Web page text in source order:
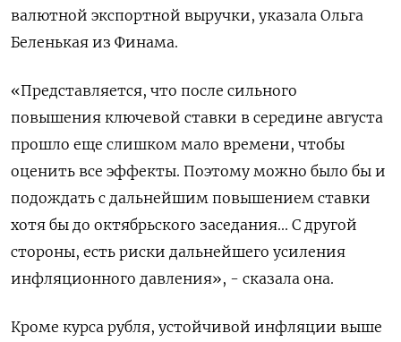
валютной экспортной выручки, указала Ольга
Беленькая из Финама.
«Представляется, что после сильного
повышения ключевой ставки в середине августа
прошло еще слишком мало времени, чтобы
оценить все эффекты. Поэтому можно было бы и
подождать с дальнейшим повышением ставки
хотя бы до октябрьского заседания... С другой
стороны, есть риски дальнейшего усиления
инфляционного давления», - сказала она.
Кроме курса рубля, устойчивой инфляции выше